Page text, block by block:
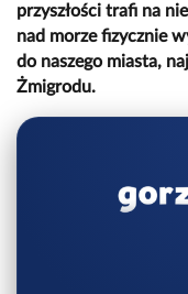
przyszłości trafi na
nad morze fizycznie
do naszego miasta,
Żmigrodu.